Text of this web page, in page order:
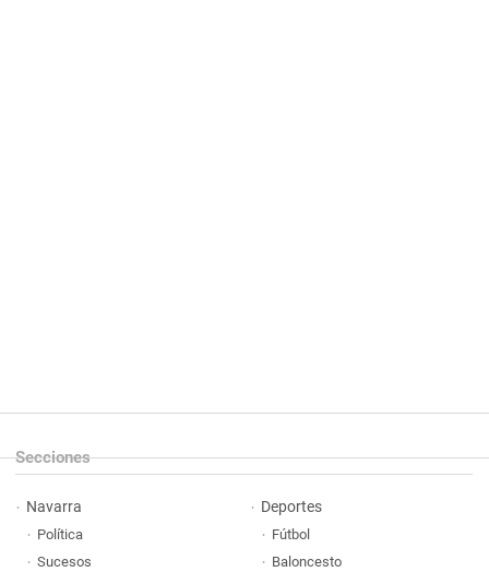
Secciones
Navarra
Política
Sucesos
Deportes
Fútbol
Baloncesto